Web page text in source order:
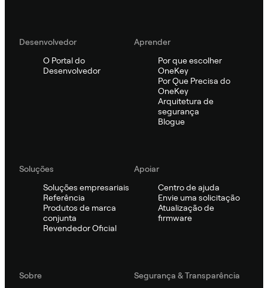
Desenvolvedor
O Portal do
Desenvolvedor
Aprender
Por que escolher
OneKey
Por Que Precisa do
OneKey
Arquitetura de
segurança
Blogue
Soluções
Soluções empresariais
Referência
Produtos de marca
conjunta
Revendedor Oficial
Apoiar
Centro de ajuda
Envie uma solicitação
Atualização de
firmware
Sobre
Segurança & Transparência